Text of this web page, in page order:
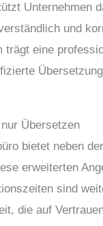
Unternehmen
und
eine
Übersetzen
bietet neben
erweiterten
sind
die auf